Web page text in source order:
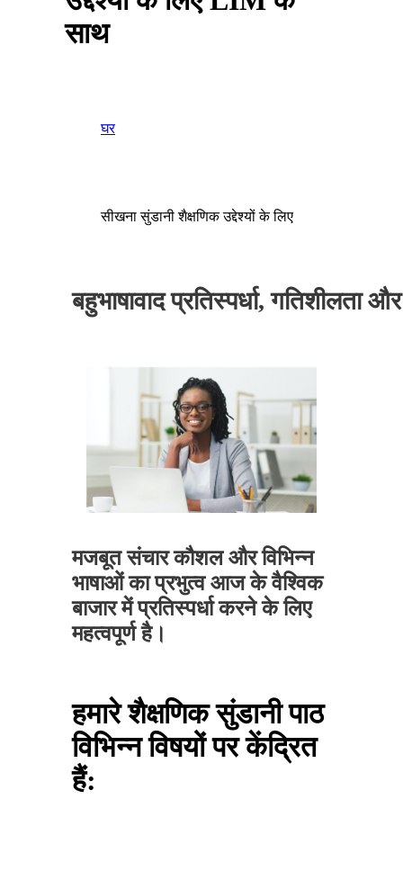
साथ
घर
सीखना सुंडानी शैक्षणिक उद्देश्यों के लिए
बहुभाषावाद प्रतिस्पर्धा, गतिशीलता
मजबूत संचार कौशल और विभिन्न
भाषाओं का प्रभुत्व आज के वैश्विक
बाजार में प्रतिस्पर्धा करने के लिए
महत्वपूर्ण है।
हमारे शैक्षणिक सुंडानी पाठ
विभिन्न विषयों पर केंद्रित
हैं: